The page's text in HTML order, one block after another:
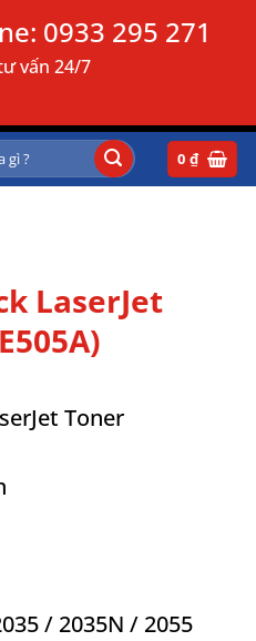
0933 295 271
vấn 24/7
0₫
LaserJet
Toner
/ 2035N / 2055